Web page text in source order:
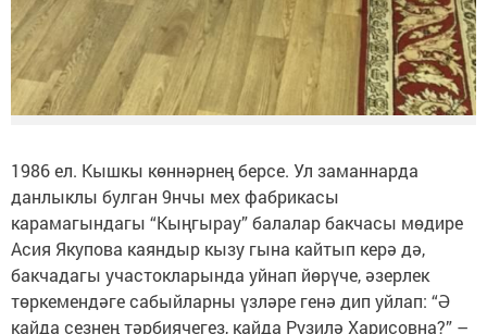
1986 ел. Кышкы көннәрнең берсе. Ул заманнарда
данлыклы булган 9нчы мех фабрикасы
карамагындагы “Кыңгырау” балалар бакчасы мөдире
Асия Якупова каяндыр кызу гына кайтып керә дә,
бакчадагы участокларында уйнап йөрүче, әзерлек
төркемендәге сабыйларны үзләре генә дип уйлап: “Ә
кайда сезнең тәрбиячегез, кайда Рузилә Харисовна?” –